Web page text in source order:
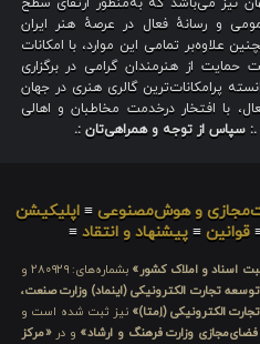
و رسانهٔ فعال در عرصهٔ هنر ایران
علاوه‌بر تمامی این موارد، با امکانات
از هنرمندان گرامی در برگزاری
پرامکانات‌ترین گالری هنری در جهان
با افتخار درخدمت مخاطبان و اهالی
.: سپاس از توجه و همراهی‌تان :.
و هوش‌مصنوعی ≡ اپلیکیشن
قوانین ≡پیشنهاد و انتقاد ≡
اسناد و املاک کشور»
بشماره‌های: ۲۸۰۹۲۹ و
تجارت الکترونیکی (اینماد) وزارت صنعت،
الکترونیکی (اِمتا)» نیز ثبت شده است و
وزارت فرهنگ و ارشاد» و در«مرکز